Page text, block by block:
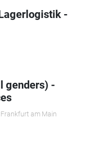
-
genders) -
am Main